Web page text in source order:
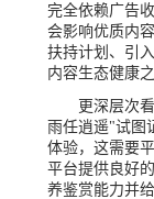
完全依赖广告
会影响优质内
扶持计划、引
内容生态健康
更深层次
雨任逍遥"试图
体验，这需要
平台提供良好
养鉴赏能力并